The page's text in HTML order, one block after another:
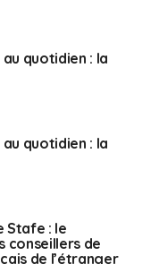
quotidien : la
quotidien : la
Stafe : le
conseillers de
de l’étranger